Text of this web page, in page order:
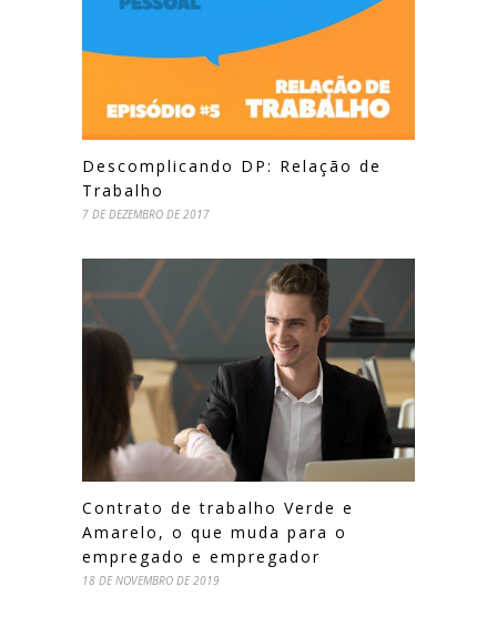
Descomplicando DP: Relação de
Trabalho
7 DE DEZEMBRO DE 2017
Contrato de trabalho Verde e
Amarelo, o que muda para o
empregado e empregador
18 DE NOVEMBRO DE 2019